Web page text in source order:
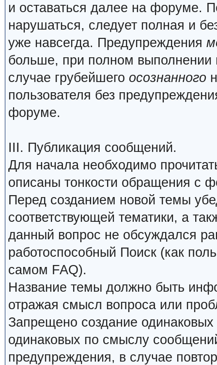
и оставаться далее на форуме.
нарушаться, следует полная и
уже навсегда. Предупреждения
больше, при полном
случае грубейшего осознанного
пользователя без
форуме.
III. Публикация сообщений.
Для начала необходимо
описаны тонкости обращения с
Перед созданием новой темы
соответствующей тематики, а
данный вопрос не обсуждался
работоспособный Поиск (как
самом FAQ).
Название темы должно быть
отражая смысл вопроса или
Запрещено создание
одинаковых по смыслу
предупреждения, в случае